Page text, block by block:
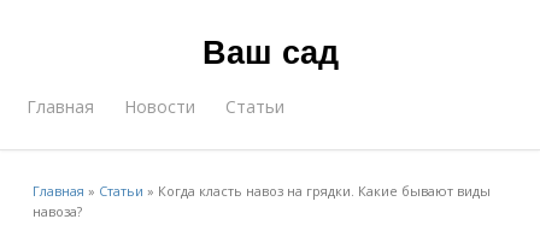
Ваш сад
Главная Новости Статьи
Главная » Статьи » Когда класть навоз на грядки. Какие бывают виды
навоза?